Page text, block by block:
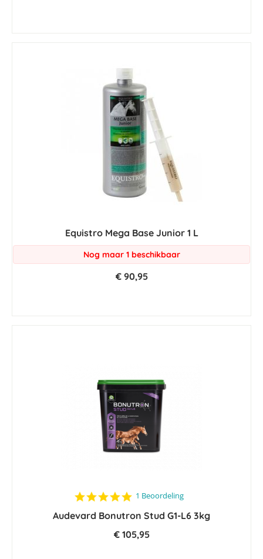
Equistro Mega Base Junior 1 L
Nog maar 1 beschikbaar
€ 90,95
5.0
rating
1 Beoordeling
Audevard Bonutron Stud G1-L6 3kg
€ 105,95